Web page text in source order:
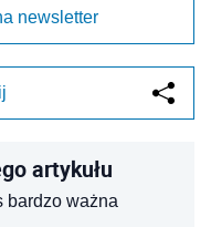
newsletter
artykułu
bardzo ważna